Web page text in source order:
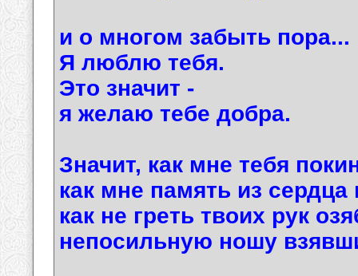
и о многом забыть пора...
Я люблю тебя.
Это значит -
я желаю тебе добра.
Значит, как мне тебя
как мне память из
как не греть твоих рук
непосильную ношу